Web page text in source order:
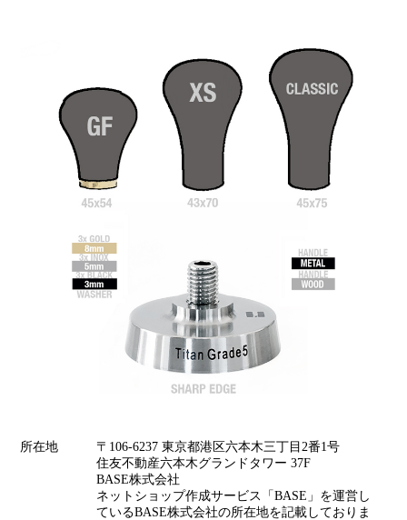
所在地
〒106-6237 東京都港区六本木三丁目2番1号
住友不動産六本木グランドタワー 37F
BASE株式会社
ネットショップ作成サービス「BASE」を運営し
ているBASE株式会社の所在地を記載しておりま